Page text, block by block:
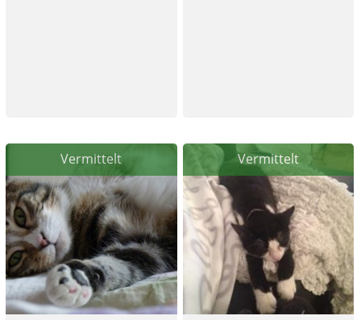
Vermittelt Vermittelt